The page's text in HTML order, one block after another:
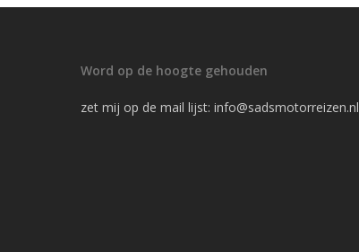
Word op de hoogte gehouden
zet mij op de mail lijst: info@sadsmotorreizen.nl